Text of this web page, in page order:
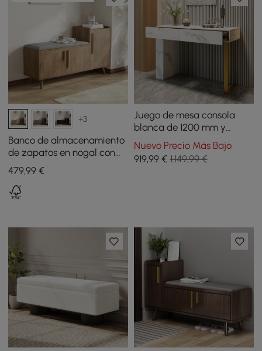
+3
Banco de almacenamiento
de zapatos en nogal con
armario a la derecha para
entrada
479,99 €
Juego de mesa consola
blanca de 1200 mm y
banco de entrada de
madera con patas de
metal tapizadas en forma
Nuevo Precio Más Bajo
919,99€ 1.149,99 €